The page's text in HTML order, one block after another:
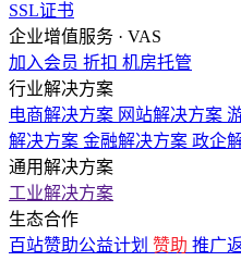
SSL证书
企业增值服务 · VAS
加入会员 折扣 机房托管
行业解决方案
电商解决方案 网站解决方案
解决方案 金融解决方案 政企
通用解决方案
工业解决方案
生态合作
百站赞助公益计划 赞助 推广